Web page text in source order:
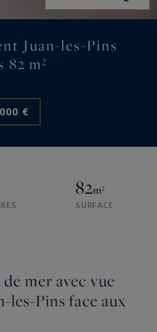
Juan-les-Pins
82 m²
€
82m²
SURFACE
mer avec vue
les-Pins face aux